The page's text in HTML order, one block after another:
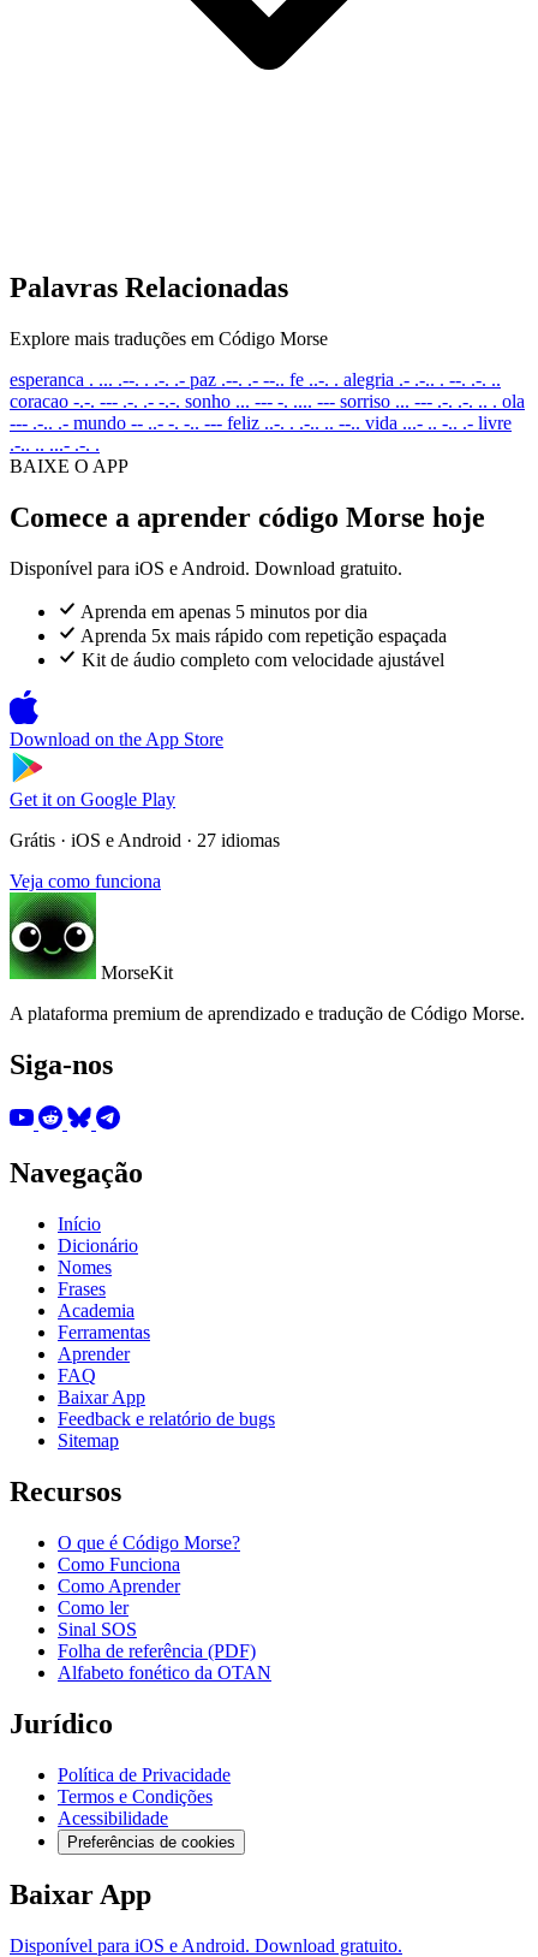
Palavras Relacionadas
Explore mais traduções em Código Morse
esperanca . ... .--. . .-. .- paz .--. .- --.. fe ..-. . alegria .- .-.. . --. .-. ..
coracao -.-. --- .-. .- -.-. sonho ... --- -. .... --- sorriso ... --- .-. .-. .. . ola
--- .-.. .- mundo -- ..- -. -.. --- feliz ..-. . .-.. .. --.. vida ...- .. -.. .- livre
.-.. .. ...- .-. .
BAIXE O APP
Comece a aprender código Morse hoje
Disponível para iOS e Android. Download gratuito.
Aprenda em apenas 5 minutos por dia
Aprenda 5x mais rápido com repetição espaçada
Kit de áudio completo com velocidade ajustável
Download on the App Store
Get it on Google Play
Grátis · iOS e Android · 27 idiomas
Veja como funciona
MorseKit
A plataforma premium de aprendizado e tradução de Código Morse.
Siga-nos
Navegação
Início
Dicionário
Nomes
Frases
Academia
Ferramentas
Aprender
FAQ
Baixar App
Feedback e relatório de bugs
Sitemap
Recursos
O que é Código Morse?
Como Funciona
Como Aprender
Como ler
Sinal SOS
Folha de referência (PDF)
Alfabeto fonético da OTAN
Jurídico
Política de Privacidade
Termos e Condições
Acessibilidade
Preferências de cookies
Baixar App
Disponível para iOS e Android. Download gratuito.